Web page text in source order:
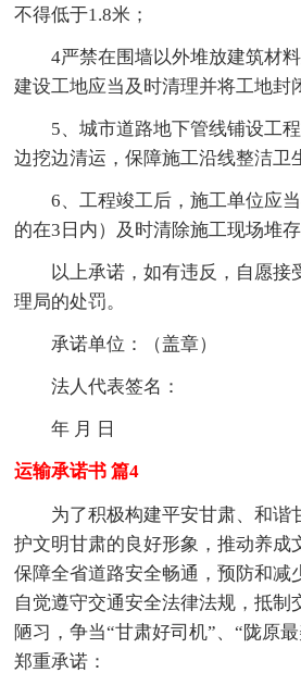
不得低于1.8米；
4严禁在围墙以外堆放建筑材
建设工地应当及时清理并将工地封
5、城市道路地下管线铺设工
边挖边清运，保障施工沿线整洁卫
6、工程竣工后，施工单位应
的在3日内）及时清除施工现场堆
以上承诺，如有违反，自愿接
理局的处罚。
承诺单位：（盖章）
法人代表签名：
年 月 日
运输承诺书 篇4
为了积极构建平安甘肃、和谐
护文明甘肃的良好形象，推动养成
保障全省道路安全畅通，预防和减
自觉遵守交通安全法律法规，抵制
陋习，争当“甘肃好司机”、“陇原
郑重承诺：